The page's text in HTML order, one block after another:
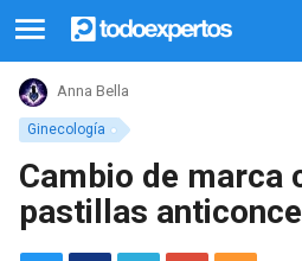
Ginecología
Anna Bella
Cambio de marca
pastillas